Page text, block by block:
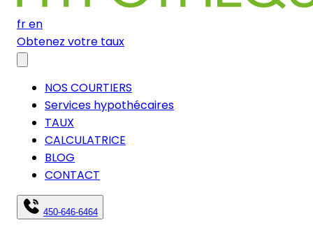
fren
Obtenez votre taux
NOS COURTIERS
Services hypothécaires
TAUX
CALCULATRICE
BLOG
CONTACT
450-646-6464